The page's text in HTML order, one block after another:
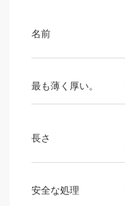
名前
最も薄く厚い。
長さ
安全な処理